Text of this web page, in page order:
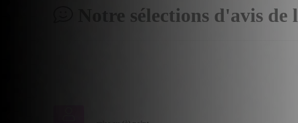
Notre sélections d'avis de